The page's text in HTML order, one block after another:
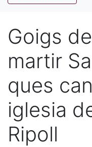
Goigs
martir
ques
iglesia
Ripoll